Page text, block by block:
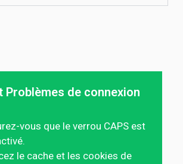
Problèmes de connexion
vous que le verrou CAPS est
le cache et les cookies de